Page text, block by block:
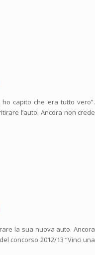
capito che era tutto vero”.
l’auto. Ancora non crede
la sua nuova auto. Ancora
concorso 2012/13 “Vinci una